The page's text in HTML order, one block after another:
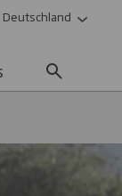
Deutschland